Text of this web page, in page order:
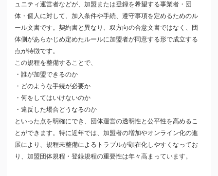
ュニティ運営者などが、加盟または登録を希望する事業者・団
体・個人に対して、加入条件や手続、遵守事項を定めるためのル
ール文書です。契約書と異なり、双方向の合意文書ではなく、団
体側があらかじめ定めたルールに加盟者が同意する形で成立する
点が特徴です。
この規程を整備することで、
・誰が加盟できるのか
・どのような手続が必要か
・何をしてはいけないのか
・違反した場合どうなるのか
といった点を明確にでき、団体運営の透明性と公平性を高めるこ
とができます。特に近年では、加盟者の増加やオンライン化の進
展により、規程未整備によるトラブルが顕在化しやすくなってお
り、加盟団体規程・登録規程の重要性は年々高まっています。